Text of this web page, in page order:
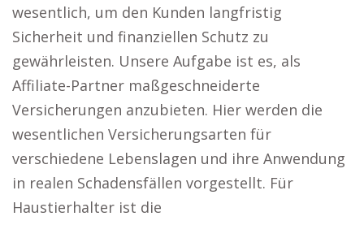
wesentlich, um den Kunden langfristig
Sicherheit und finanziellen Schutz zu
gewährleisten. Unsere Aufgabe ist es, als
Affiliate-Partner maßgeschneiderte
Versicherungen anzubieten. Hier werden die
wesentlichen Versicherungsarten für
verschiedene Lebenslagen und ihre Anwendung
in realen Schadensfällen vorgestellt. Für
Haustierhalter ist die